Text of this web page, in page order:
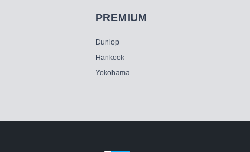
PREMIUM
Dunlop
Hankook
Yokohama